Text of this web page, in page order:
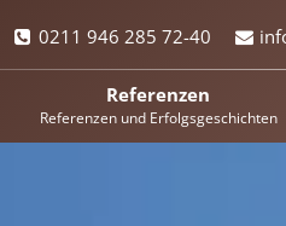
0211 946 285 72-40
Referenzen
Referenzen und Erfolgsgeschichten